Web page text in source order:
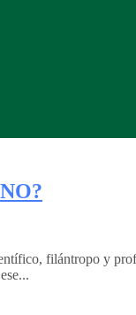
filántropo y